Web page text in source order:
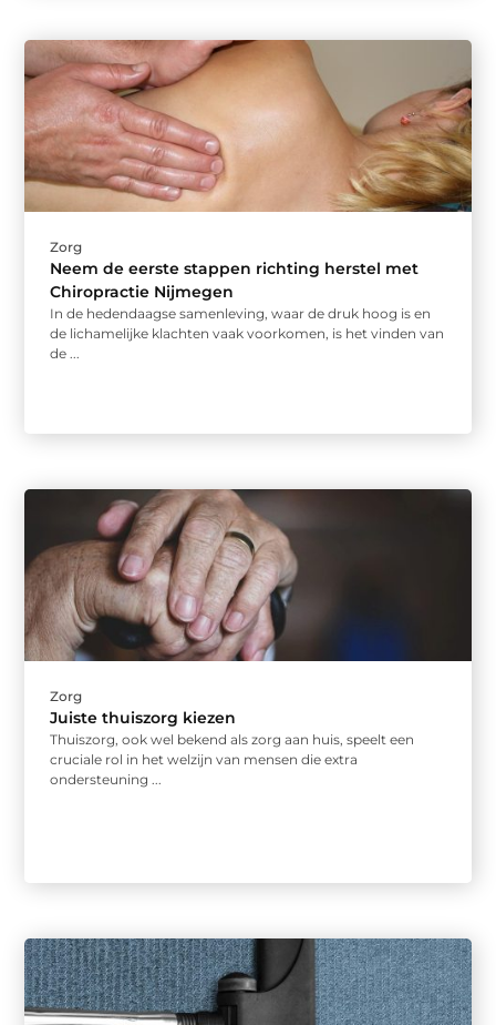
Zorg
Neem de eerste stappen richting herstel met
Chiropractie Nijmegen
In de hedendaagse samenleving, waar de druk hoog is en
de lichamelijke klachten vaak voorkomen, is het vinden van
de ...
Zorg
Juiste thuiszorg kiezen
Thuiszorg, ook wel bekend als zorg aan huis, speelt een
cruciale rol in het welzijn van mensen die extra
ondersteuning ...